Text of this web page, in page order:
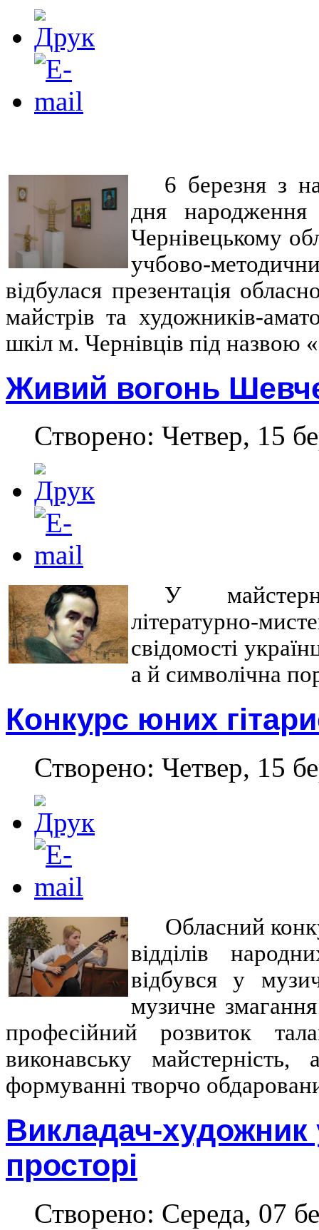
6 березня з
дня
Чернівецькому
учбово-
відбулася презентація
майстрів та художників-
шкіл м. Чернівців під назвою
Живий вогонь
Створено: Четвер, 15
У
літературно-
свідомості
а й символічна
Конкурс юних
Створено: Четвер, 15
Обласний
відділів
відбувся у
музичне
професійний розвиток
виконавську
формуванні творчо
Викладач-художник
просторі
Створено: Середа, 07